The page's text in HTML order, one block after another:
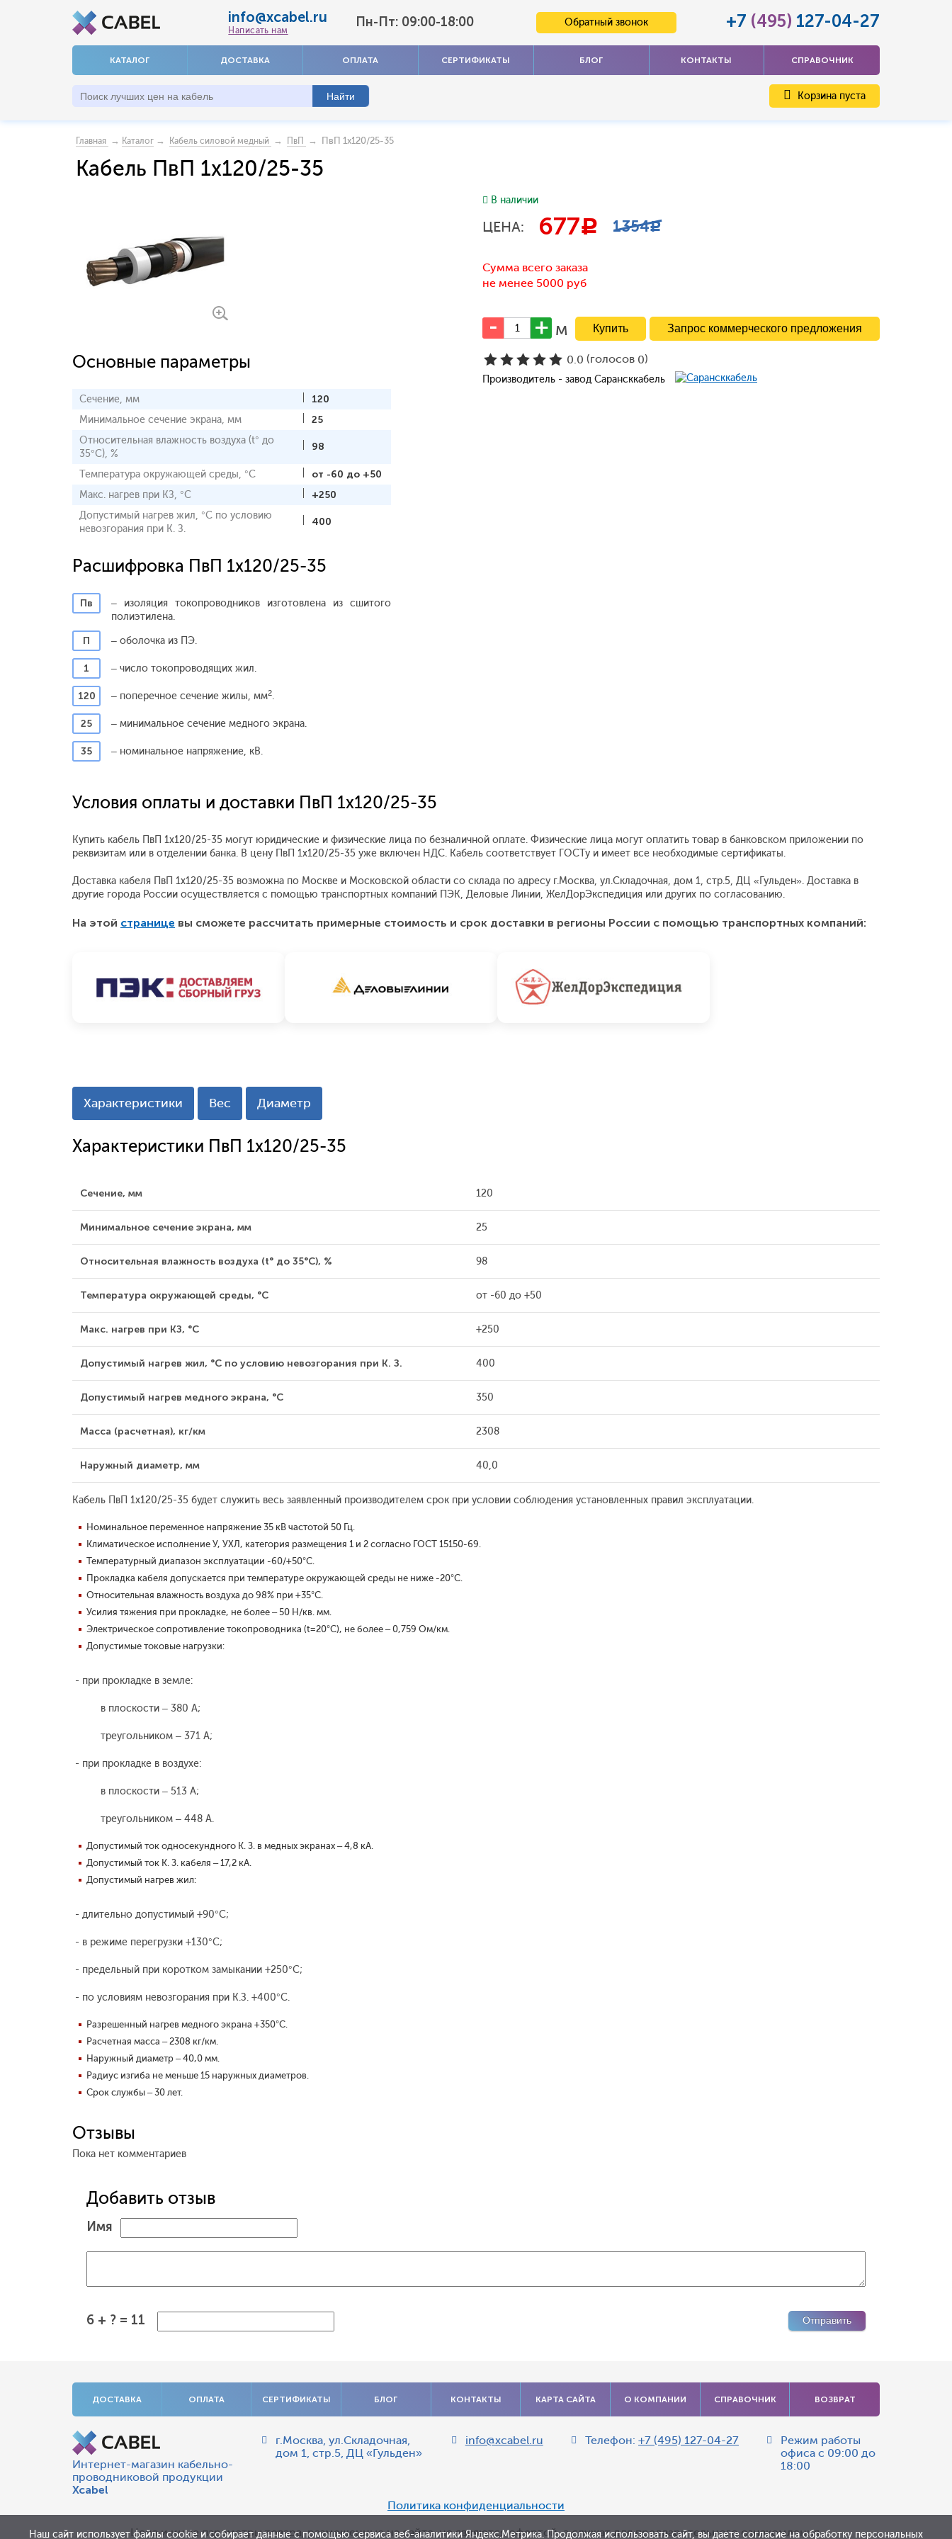
info@xcabel.ru
Написать нам
Пн-Пт: 09:00-18:00 Обратный звонок +7 (495) 127-04-27
КАТАЛОГ ДОСТАВКА ОПЛАТА СЕРТИФИКАТЫ БЛОГ КОНТАКТЫ СПРАВОЧНИК
Корзина пуста
Главная → Каталог → Кабель силовой медный → ПвП → ПвП 1x120/25-35
Кабель ПвП 1x120/25-35
Основные параметры
Сечение, мм
120
Минимальное сечение экрана, мм
25
Относительная влажность воздуха (t° до
35°С), %
98
Температура окружающей среды, °С
от -60 до +50
Макс. нагрев при КЗ, °С
+250
Допустимый нагрев жил, °С по условию
невозгорания при К. З.
400
Расшифровка ПвП 1x120/25-35
Пв
– изоляция токопроводников изготовлена из сшитого
полиэтилена.
П
– оболочка из ПЭ.
1 – число токопроводящих жил.
120 – поперечное сечение жилы, мм2.
25 – минимальное сечение медного экрана.
35 – номинальное напряжение, кВ.
В наличии
ЦЕНА: 677c 1354c
Сумма всего заказа
не менее 5000 руб
м Запрос коммерческого предложения
0.0 (голосов 0)
Производитель - завод Сарансккабель
Условия оплаты и доставки ПвП 1x120/25-35
Купить кабель ПвП 1x120/25-35 могут юридические и физические лица по безналичной оплате. Физические лица могут оплатить товар в банковском приложении по
реквизитам или в отделении банка. В цену ПвП 1x120/25-35 уже включен НДС. Кабель соответствует ГОСТу и имеет все необходимые сертификаты.
Доставка кабеля ПвП 1x120/25-35 возможна по Москве и Московской области со склада по адресу г.Москва, ул.Складочная, дом 1, стр.5, ДЦ «Гульден». Доставка в
другие города России осуществляется с помощью транспортных компаний ПЭК, Деловые Линии, ЖелДорЭкспедиция или других по согласованию.
На этой странице вы сможете рассчитать примерные стоимость и срок доставки в регионы России с помощью транспортных компаний:
Характеристики Вес Диаметр
Характеристики ПвП 1x120/25-35
Сечение, мм 120
Минимальное сечение экрана, мм 25
Относительная влажность воздуха (t° до 35°С), % 98
Температура окружающей среды, °С от -60 до +50
Макс. нагрев при КЗ, °С +250
Допустимый нагрев жил, °С по условию невозгорания при К. З. 400
Допустимый нагрев медного экрана, °С 350
Масса (расчетная), кг/км 2308
Наружный диаметр, мм 40,0
Кабель ПвП 1x120/25-35 будет служить весь заявленный производителем срок при условии соблюдения установленных правил эксплуатации.
Номинальное переменное напряжение 35 кВ частотой 50 Гц.
Климатическое исполнение У, УХЛ, категория размещения 1 и 2 согласно ГОСТ 15150-69.
Температурный диапазон эксплуатации -60/+50°С.
Прокладка кабеля допускается при температуре окружающей среды не ниже -20°С.
Относительная влажность воздуха до 98% при +35°С.
Усилия тяжения при прокладке, не более – 50 Н/кв. мм.
Электрическое сопротивление токопроводника (t=20°С), не более – 0,759 Ом/км.
Допустимые токовые нагрузки:
- при прокладке в земле:
в плоскости – 380 А;
треугольником – 371 А;
- при прокладке в воздухе:
в плоскости – 513 А;
треугольником – 448 А.
Допустимый ток односекундного К. З. в медных экранах – 4,8 кА.
Допустимый ток К. З. кабеля – 17,2 кА.
Допустимый нагрев жил:
- длительно допустимый +90°С;
- в режиме перегрузки +130°С;
- предельный при коротком замыкании +250°С;
- по условиям невозгорания при К.З. +400°С.
Разрешенный нагрев медного экрана +350°С.
Расчетная масса – 2308 кг/км.
Наружный диаметр – 40,0 мм.
Радиус изгиба не меньше 15 наружных диаметров.
Срок службы – 30 лет.
Отзывы
Пока нет комментариев
Добавить отзыв
Имя
6 + ? = 11
ДОСТАВКА ОПЛАТА СЕРТИФИКАТЫ БЛОГ КОНТАКТЫ КАРТА САЙТА О КОМПАНИИ СПРАВОЧНИК ВОЗВРАТ
Интернет-магазин кабельно-
проводниковой продукции
Xcabel
г.Москва,ул.Складочная,
дом 1, стр.5, ДЦ «Гульден»
info@xcabel.ru Телефон:+7 (495) 127-04-27
Режим работы
офиса с 09:00 до
18:00
Политика конфиденциальности
Цена и иные параметры товара, размещенные на сайте, не являются офертой, а служат для предварительного ознакомления.
Наш сайт использует файлы cookie и собирает данные с помощью сервиса веб-аналитики Яндекс.Метрика. Продолжая использовать сайт, вы даете согласие на обработку персональных